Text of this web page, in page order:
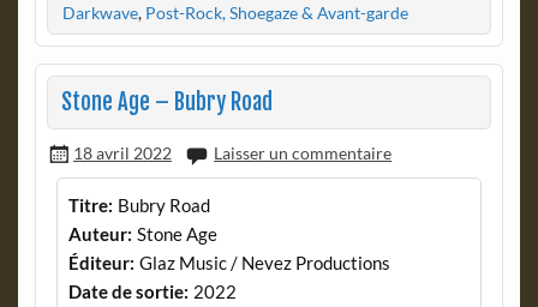
Darkwave, Post-Rock, Shoegaze & Avant-garde
Stone Age – Bubry Road
18 avril 2022 Laisser un commentaire
Titre: Bubry Road
Auteur: Stone Age
Éditeur: Glaz Music / Nevez Productions
Date de sortie: 2022